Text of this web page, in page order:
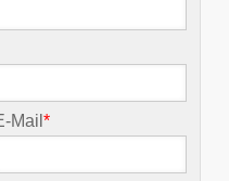
Mail*